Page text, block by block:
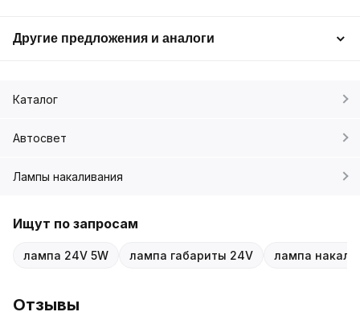
Другие предложения и аналоги
Каталог
Автосвет
Лампы накаливания
Ищут по запросам
лампа 24V 5W лампа габариты 24V лампа
Отзывы